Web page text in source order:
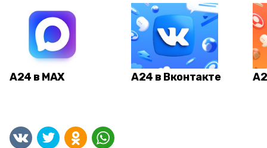
А24 в MAX А24 в Вконтакте